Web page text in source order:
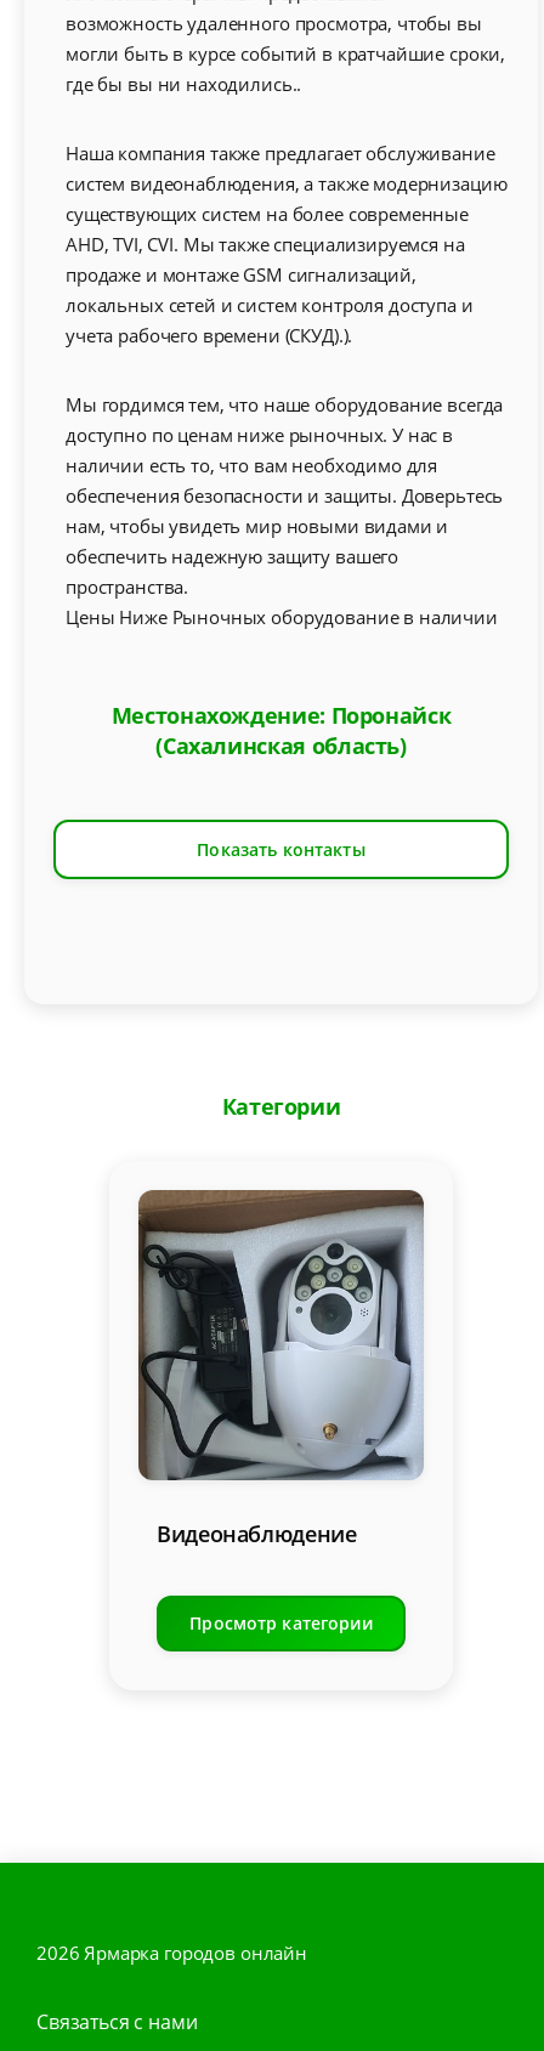
возможность удаленного просмотра, чтобы вы
могли быть в курсе событий в кратчайшие сроки,
где бы вы ни находились..
Наша компания также предлагает обслуживание
систем видеонаблюдения, а также модернизацию
существующих систем на более современные
AHD, TVI, CVI. Мы также специализируемся на
продаже и монтаже GSM сигнализаций,
локальных сетей и систем контроля доступа и
учета рабочего времени (СКУД).).
Мы гордимся тем, что наше оборудование всегда
доступно по ценам ниже рыночных. У нас в
наличии есть то, что вам необходимо для
обеспечения безопасности и защиты. Доверьтесь
нам, чтобы увидеть мир новыми видами и
обеспечить надежную защиту вашего
пространства.
Цены Ниже Рыночных оборудование в наличии
Местонахождение: Поронайск
(Сахалинская область)
Показать контакты
Категории
Видеонаблюдение
Просмотр категории
2026 Ярмарка городов онлайн
Связаться с нами